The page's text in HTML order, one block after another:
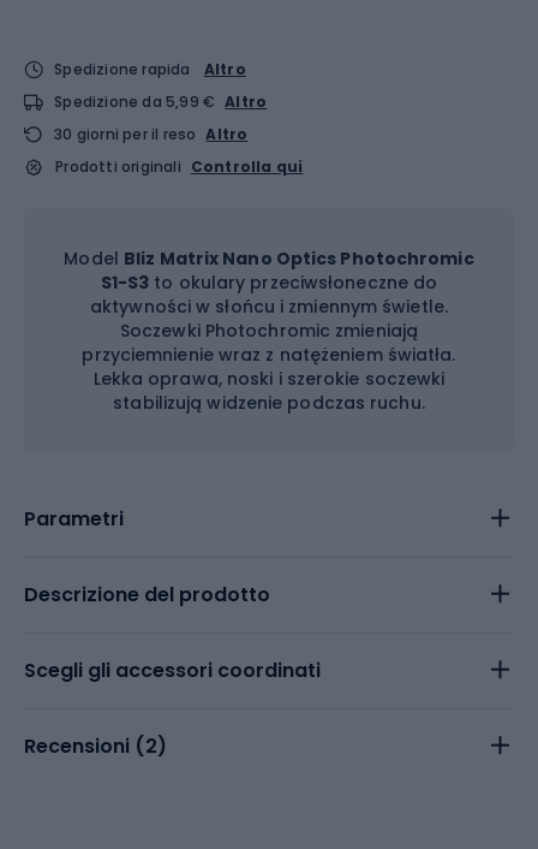
Spedizione rapida
Altro
Spedizione da 5,99 € Altro
30 giorni per il reso Altro
Prodotti originali Controlla qui
Model Bliz Matrix Nano Optics Photochromic
S1-S3 to okulary przeciwsłoneczne do
aktywności w słońcu i zmiennym świetle.
Soczewki Photochromic zmieniają
przyciemnienie wraz z natężeniem światła.
Lekka oprawa, noski i szerokie soczewki
stabilizują widzenie podczas ruchu.
Parametri
Descrizione del prodotto
Scegli gli accessori coordinati
Recensioni (2)